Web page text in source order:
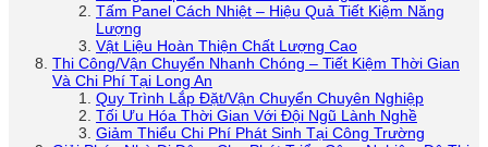
Tấm Panel Cách Nhiệt – Hiệu Quả Tiết Kiệm Năng
Lượng
Vật Liệu Hoàn Thiện Chất Lượng Cao
Thi Công/Vận Chuyển Nhanh Chóng – Tiết Kiệm Thời Gian
Và Chi Phí Tại Long An
Quy Trình Lắp Đặt/Vận Chuyển Chuyên Nghiệp
Tối Ưu Hóa Thời Gian Với Đội Ngũ Lành Nghề
Giảm Thiểu Chi Phí Phát Sinh Tại Công Trường